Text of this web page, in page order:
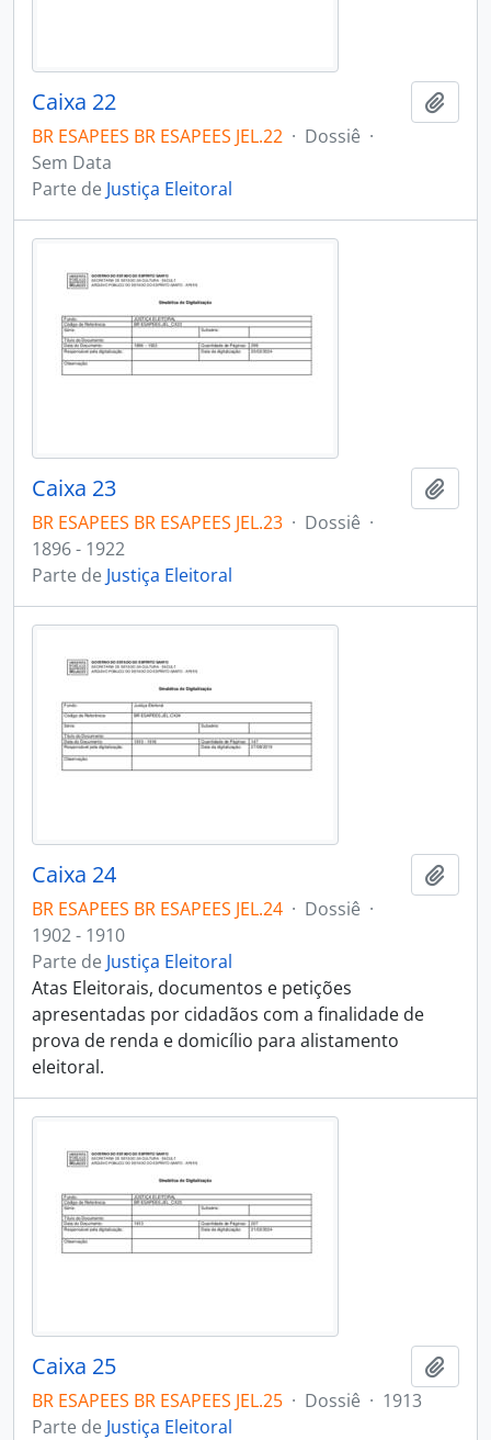
Caixa 22
BR ESAPEES BR ESAPEES JEL.22 · Dossiê ·
Sem Data
Parte de Justiça Eleitoral
Caixa 23
BR ESAPEES BR ESAPEES JEL.23 · Dossiê ·
1896 - 1922
Parte de Justiça Eleitoral
Caixa 24
BR ESAPEES BR ESAPEES JEL.24 · Dossiê ·
1902 - 1910
Parte de Justiça Eleitoral
Atas Eleitorais, documentos e petições
apresentadas por cidadãos com a finalidade de
prova de renda e domicílio para alistamento
eleitoral.
Caixa 25
BR ESAPEES BR ESAPEES JEL.25 · Dossiê · 1913
Parte de Justiça Eleitoral